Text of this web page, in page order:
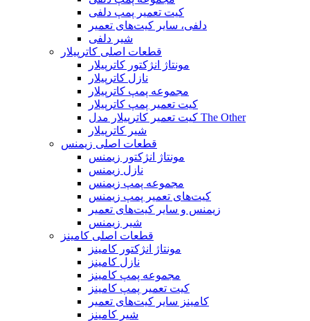
کیت تعمیر پمپ دلفی
دلفی، سایر کیت‌های تعمیر
شیر دلفی
قطعات اصلی کاترپیلار
مونتاژ انژکتور کاترپیلار
نازل کاترپیلار
مجموعه پمپ کاترپیلار
کیت تعمیر پمپ کاترپیلار
کیت تعمیر کاترپیلار مدل The Other
شیر کاترپیلار
قطعات اصلی زیمنس
مونتاژ انژکتور زیمنس
نازل زیمنس
مجموعه پمپ زیمنس
کیت‌های تعمیر پمپ زیمنس
زیمنس و سایر کیت‌های تعمیر
شیر زیمنس
قطعات اصلی کامینز
مونتاژ انژکتور کامینز
نازل کامینز
مجموعه پمپ کامینز
کیت تعمیر پمپ کامینز
کامینز سایر کیت‌های تعمیر
شیر کامینز